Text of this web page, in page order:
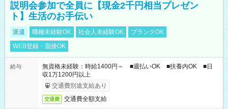
説明会参加で全員に【現金2千円相当プレゼン
ト】生活のお手伝い
派遣 職種未経験OK 社会人未経験OK
ブランクOK
WEB登録・面接OK
給与
無資格未経験：時給1400円～ ■週払いOK ■扶養内OK ■日
収1万1200円以上
交通費別途支給あり
交通費 交通費全額支給